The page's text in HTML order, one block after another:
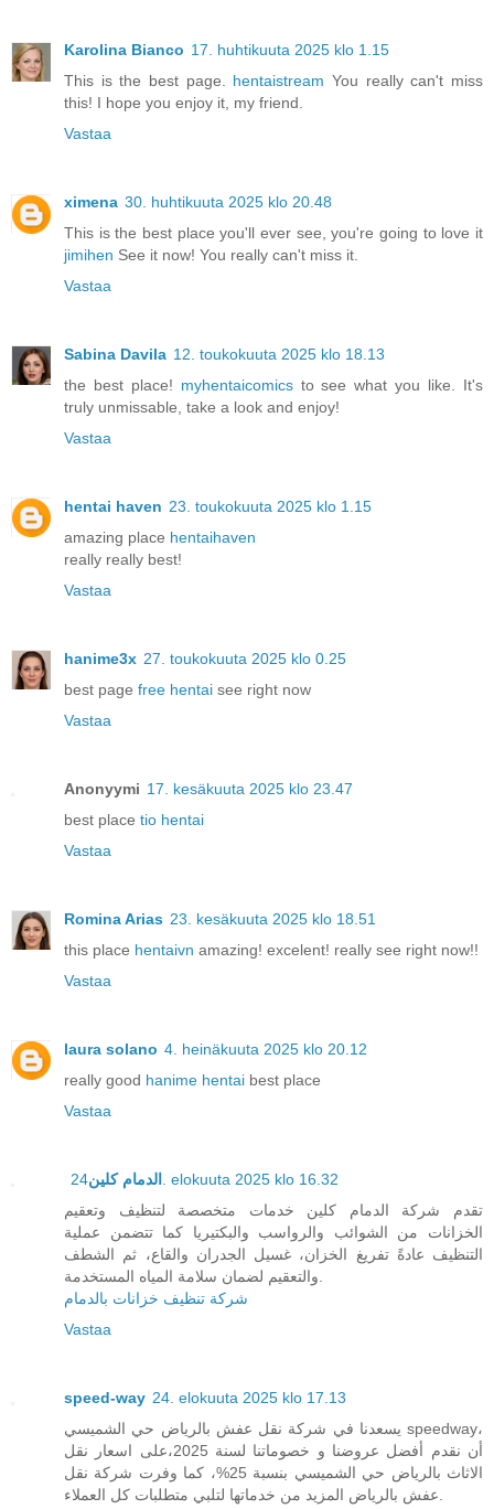
Karolina Bianco 17. huhtikuuta 2025 klo 1.15
This is the best page. hentaistream You really can't miss
this! I hope you enjoy it, my friend.
Vastaa
ximena 30. huhtikuuta 2025 klo 20.48
This is the best place you'll ever see, you're going to love it
jimihen See it now! You really can't miss it.
Vastaa
Sabina Davila 12. toukokuuta 2025 klo 18.13
the best place! myhentaicomicsto see what you like. It's
truly unmissable, take a look and enjoy!
Vastaa
hentai haven 23. toukokuuta 2025 klo 1.15
amazing place hentaihaven
really really best!
Vastaa
hanime3x 27. toukokuuta 2025 klo 0.25
best page free hentai see right now
Vastaa
Anonyymi 17. kesäkuuta 2025 klo 23.47
best place tio hentai
Vastaa
Romina Arias 23. kesäkuuta 2025 klo 18.51
this place hentaivn amazing! excelent! really see right now!!
Vastaa
laura solano 4. heinäkuuta 2025 klo 20.12
really good hanime hentai best place
Vastaa
الدمام كلين 24. elokuuta 2025 klo 16.32
تقدم شركة الدمام كلين خدمات متخصصة لتنظيف وتعقيم
الخزانات من الشوائب والرواسب والبكتيريا كما تتضمن عملية
التنظيف عادةً تفريغ الخزان، غسيل الجدران والقاع، ثم الشطف
شركة تنظيف خزانات بالدمام
Vastaa
speed-way 24. elokuuta 2025 klo 17.13
يسعدنا في شركة نقل عفش بالرياض حي الشميسي speedway،
أن نقدم أفضل عروضنا و خصوماتنا لسنة 2025،على اسعار نقل
الاثاث بالرياض حي الشميسي بنسبة 25%، كما وفرت شركة نقل